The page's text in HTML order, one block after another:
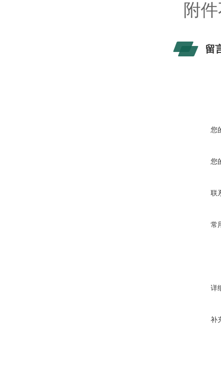
附
留
您
您
联
常
详
补